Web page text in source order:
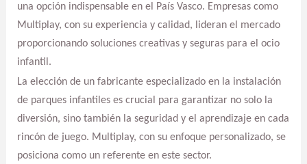
una opción indispensable en el País Vasco. Empresas como
Multiplay, con su experiencia y calidad, lideran el mercado
proporcionando soluciones creativas y seguras para el ocio
infantil.
La elección de un fabricante especializado en la instalación
de parques infantiles es crucial para garantizar no solo la
diversión, sino también la seguridad y el aprendizaje en cada
rincón de juego. Multiplay, con su enfoque personalizado, se
posiciona como un referente en este sector.